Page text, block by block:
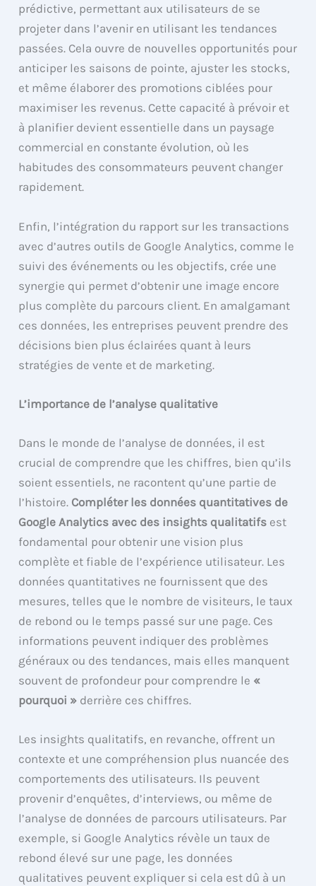
prédictive, permettant aux utilisateurs de se
projeter dans l’avenir en utilisant les tendances
passées. Cela ouvre de nouvelles opportunités pour
anticiper les saisons de pointe, ajuster les stocks,
et même élaborer des promotions ciblées pour
maximiser les revenus. Cette capacité à prévoir et
à planifier devient essentielle dans un paysage
commercial en constante évolution, où les
habitudes des consommateurs peuvent changer
rapidement.
Enfin, l’intégration du rapport sur les transactions
avec d’autres outils de Google Analytics, comme le
suivi des événements ou les objectifs, crée une
synergie qui permet d’obtenir une image encore
plus complète du parcours client. En amalgamant
ces données, les entreprises peuvent prendre des
décisions bien plus éclairées quant à leurs
stratégies de vente et de marketing.
L’importance de l’analyse qualitative
Dans le monde de l’analyse de données, il est
crucial de comprendre que les chiffres, bien qu’ils
soient essentiels, ne racontent qu’une partie de
l’histoire. Compléter les données quantitatives de
Google Analytics avec des insights qualitatifs est
fondamental pour obtenir une vision plus
complète et fiable de l’expérience utilisateur. Les
données quantitatives ne fournissent que des
mesures, telles que le nombre de visiteurs, le taux
de rebond ou le temps passé sur une page. Ces
informations peuvent indiquer des problèmes
généraux ou des tendances, mais elles manquent
souvent de profondeur pour comprendre le «
pourquoi » derrière ces chiffres.
Les insights qualitatifs, en revanche, offrent un
contexte et une compréhension plus nuancée des
comportements des utilisateurs. Ils peuvent
provenir d’enquêtes, d’interviews, ou même de
l’analyse de données de parcours utilisateurs. Par
exemple, si Google Analytics révèle un taux de
rebond élevé sur une page, les données
qualitatives peuvent expliquer si cela est dû à un